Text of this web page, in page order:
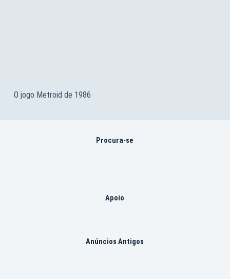
O jogo Metroid de 1986
Procura-se
Apoio
Anúncios Antigos